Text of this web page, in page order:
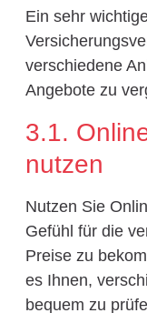
Ein sehr
verschiedene
Angebote zu
3.1.
nutzen
Nutzen Sie
Gefühl für die
Preise zu
es Ihnen,
bequem zu